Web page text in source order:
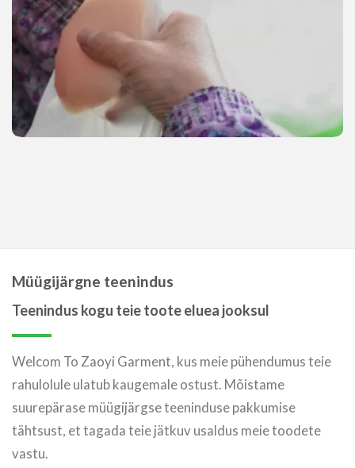
Müügijärgne teenindus
Teenindus kogu teie toote eluea jooksul
Welcom To Zaoyi Garment, kus meie pühendumus teie
rahulolule ulatub kaugemale ostust. Mõistame
suurepärase müügijärgse teeninduse pakkumise
tähtsust, et tagada teie jätkuv usaldus meie toodete
vastu.